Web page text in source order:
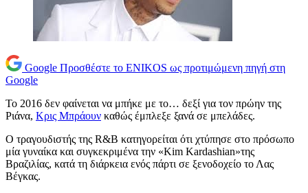
Google Προσθέστε το ENIKOS ως προτιμώμενη πηγή στη
Google
To 2016 δεν φαίνεται να μπήκε με το… δεξί για τον πρώην της
Ριάνα, Κρις Μπράουν καθώς έμπλεξε ξανά σε μπελάδες.
Ο τραγουδιστής της R&B κατηγορείται ότι χτύπησε στο πρόσωπο
μία γυναίκα και συγκεκριμένα την «Kim Kardashian»της
Βραζιλίας, κατά τη διάρκεια ενός πάρτι σε ξενοδοχείο το Λας
Βέγκας.